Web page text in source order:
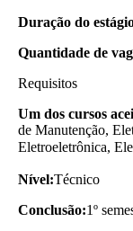
Duração do
Quantidade de
Requisitos
Um dos cursos
de Manutenção,
Eletroeletrônica,
Nível:Técnico
Conclusão:1º